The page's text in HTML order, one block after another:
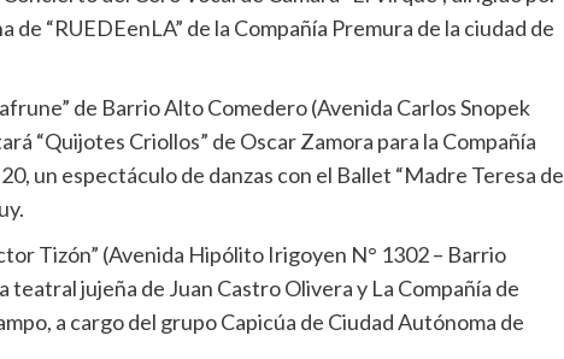
de “RUEDEenLA” de la Compañía Premura de la ciudad de
de Barrio Alto Comedero (Avenida Carlos Snopek
“Quijotes Criollos” de Oscar Zamora para la Compañía
un espectáculo de danzas con el Ballet “Madre Teresa de
Tizón” (Avenida Hipólito Irigoyen N° 1302 – Barrio
teatral jujeña de Juan Castro Olivera y La Compañía de
a cargo del grupo Capicúa de Ciudad Autónoma de